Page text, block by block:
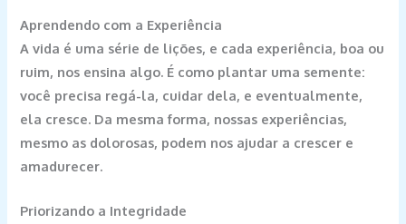
Aprendendo com a Experiência
A vida é uma série de lições, e cada experiência, boa ou
ruim, nos ensina algo. É como plantar uma semente:
você precisa regá-la, cuidar dela, e eventualmente,
ela cresce. Da mesma forma, nossas experiências,
mesmo as dolorosas, podem nos ajudar a crescer e
amadurecer.
Priorizando a Integridade